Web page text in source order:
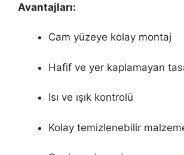
Avantajları:
Cam yüzeye kolay montaj
Hafif ve yer kaplamayan
Isı ve ışık kontrolü
Kolay temizlenebilir